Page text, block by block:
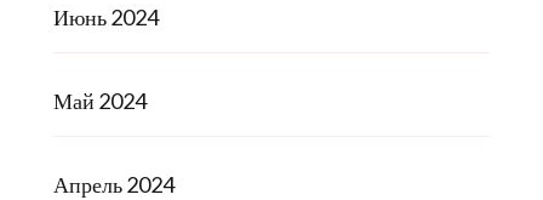
Июнь 2024
Май 2024
Апрель 2024